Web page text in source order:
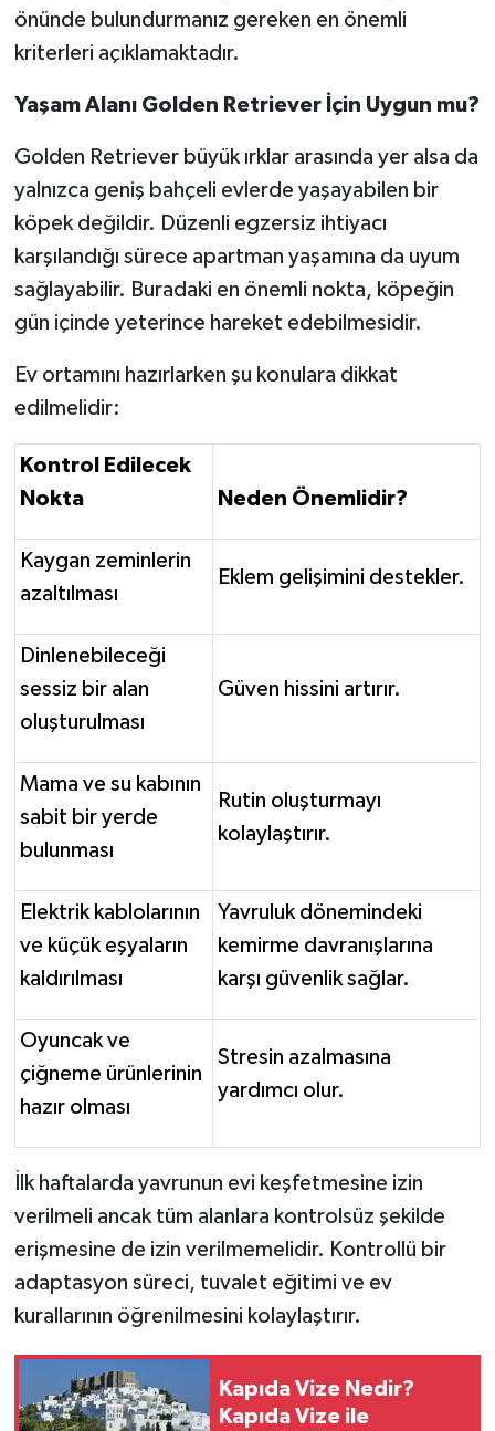
önünde bulundurmanız gereken en önemli
kriterleri açıklamaktadır.
Yaşam Alanı Golden Retriever İçin Uygun mu?
Golden Retriever büyük ırklar arasında yer alsa da
yalnızca geniş bahçeli evlerde yaşayabilen bir
köpek değildir. Düzenli egzersiz ihtiyacı
karşılandığı sürece apartman yaşamına da uyum
sağlayabilir. Buradaki en önemli nokta, köpeğin
gün içinde yeterince hareket edebilmesidir.
Ev ortamını hazırlarken şu konulara dikkat
edilmelidir:
Kontrol Edilecek
Nokta
Neden Önemlidir?
Kaygan zeminlerin
azaltılması
Eklem gelişimini destekler.
Dinlenebileceği
sessiz bir alan
oluşturulması
Güven hissini artırır.
Mama ve su kabının
sabit bir yerde
bulunması
Rutin oluşturmayı
kolaylaştırır.
Elektrik kablolarının
ve küçük eşyaların
kaldırılması
Yavruluk dönemindeki
kemirme davranışlarına
karşı güvenlik sağlar.
Oyuncak ve
çiğneme ürünlerinin
hazır olması
Stresin azalmasına
yardımcı olur.
İlk haftalarda yavrunun evi keşfetmesine izin
verilmeli ancak tüm alanlara kontrolsüz şekilde
erişmesine de izin verilmemelidir. Kontrollü bir
adaptasyon süreci, tuvalet eğitimi ve ev
kurallarının öğrenilmesini kolaylaştırır.
Kapıda Vize Nedir?
Kapıda Vize ile